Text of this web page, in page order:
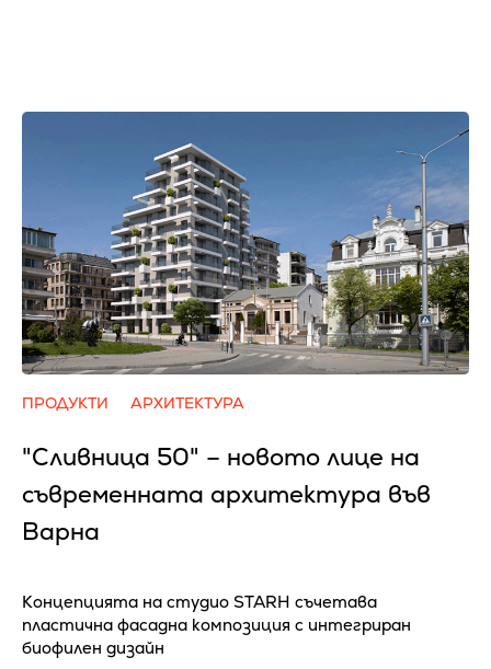
ПРОДУКТИ АРХИТЕКТУРА
"Сливница 50" – новото лице на
съвременната архитектура във
Варна
Концепцията на студио STARH съчетава
пластична фасадна композиция с интегриран
биофилен дизайн